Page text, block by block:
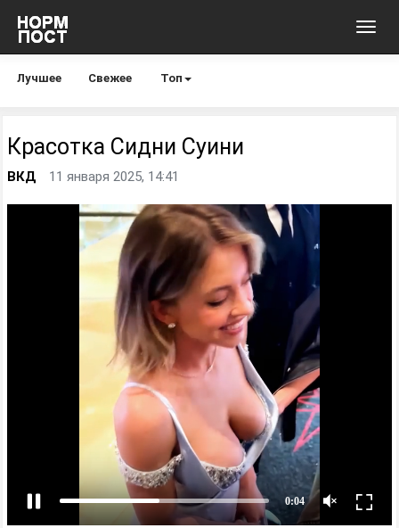
Лучшее Свежее Топ
Красотка Сидни Суини
ВКД 11 января 2025, 14:41